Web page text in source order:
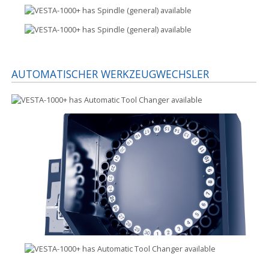
AUTOMATISCHER WERKZEUGWECHSLER